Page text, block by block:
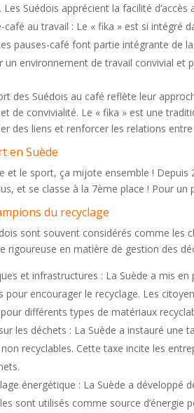
Les Suédois apprécient la facilité
café au travail : Le « fika » est si intégré
pauses-café font partie intégrante de
un environnement de travail convivial et
des Suédois au café reflète leur
de convivialité. Le « fika » est une
des liens et renforcer les relations entre
en Suède
et le sport, ça mijote ensemble ! Depuis
et se classe à la 7ème place ! Pour un
du recyclage
sont souvent considérés comme les
rigoureuse en matière de gestion des
et infrastructures : La Suède a mis
pour encourager le recyclage. Les
différents types de matériaux
les déchets : La Suède a instauré une
recyclables. Cette taxe incite les
énergétique : La Suède a développé
sont utilisés comme source d’énergie